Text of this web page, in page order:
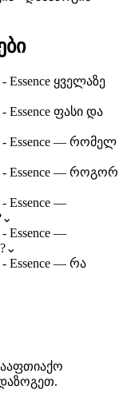
Essence ყველაზე
Essence ფასი და
- Essence — რომელ
- Essence — როგორ
- Essence —
⌄
- Essence —
⌄
- Essence — რა